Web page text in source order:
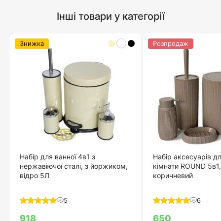
Інші товари у категорії
Набір для ванної 4в1 з
нержавіючої сталі, з йоржиком,
відро 5Л
5
918
Знижка
Набір аксесуарів
кімнати ROUND
коричневий
6
650
Розпродаж